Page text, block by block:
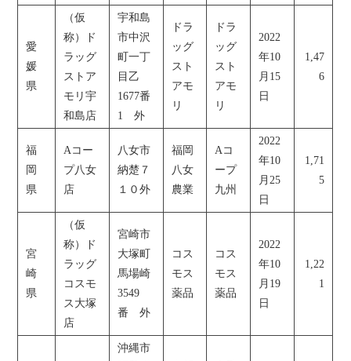
愛
媛
県
（仮
称）ド
ラッグ
ストア
モリ宇
和島店
宇和島
市中沢
町一丁
目乙
1677番
1 外
ドラ
ッグ
スト
アモ
リ
ドラ
ッグ
スト
アモ
リ
2022
年10
月15
日
1,47
6
福
岡
県
Aコー
プ八女
店
八女市
納楚７
１０外
福岡
八女
農業
Aコ
ープ
九州
2022
年10
月25
日
1,71
5
宮
崎
県
（仮
称）ド
ラッグ
コスモ
ス大塚
店
宮崎市
大塚町
馬場崎
3549
番 外
コス
モス
薬品
コス
モス
薬品
2022
年10
月19
日
1,22
1
沖縄市